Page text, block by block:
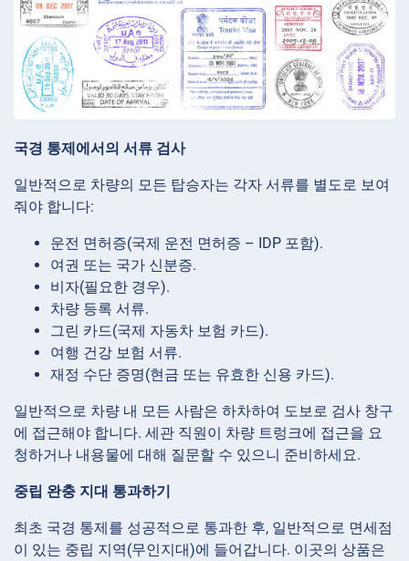
국경 통제에서의 서류 검사
일반적으로 차량의 모든 탑승자는 각자 서류를 별도로 보여
줘야 합니다:
운전 면허증(국제 운전 면허증 – IDP 포함).
여권 또는 국가 신분증.
비자(필요한 경우).
차량 등록 서류.
그린 카드(국제 자동차 보험 카드).
여행 건강 보험 서류.
재정 수단 증명(현금 또는 유효한 신용 카드).
일반적으로 차량 내 모든 사람은 하차하여 도보로 검사 창구
에 접근해야 합니다. 세관 직원이 차량 트렁크에 접근을 요
청하거나 내용물에 대해 질문할 수 있으니 준비하세요.
중립 완충 지대 통과하기
최초 국경 통제를 성공적으로 통과한 후, 일반적으로 면세점
이 있는 중립 지역(무인지대)에 들어갑니다. 이곳의 상품은